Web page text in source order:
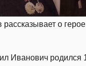
о
Иванович родился